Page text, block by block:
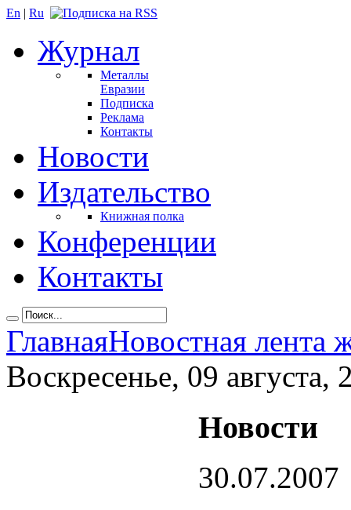
En | Ru
Журнал
Металлы
Евразии
Подписка
Реклама
Контакты
Новости
Издательство
Книжная полка
Конференции
Контакты
ГлавнаяНовостная лента
Воскресенье, 09 августа,
Новости
30.07.2007